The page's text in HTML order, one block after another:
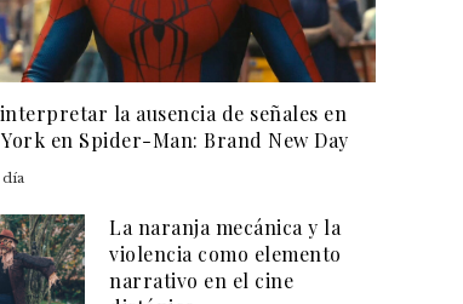
la ausencia de señales en
York en Spider-Man: Brand New Day
día
La naranja mecánica y la
violencia como elemento
narrativo en el cine